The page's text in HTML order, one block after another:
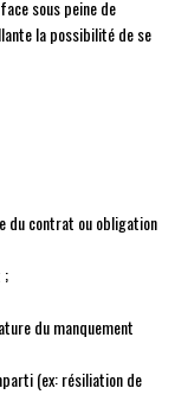
sous peine de
la possibilité de se
du contrat ou obligation
;
du manquement
(ex: résiliation de